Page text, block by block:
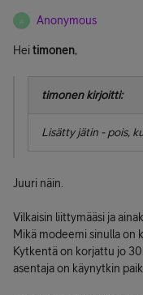
A Anonymous
Heitimonen,
timonen kirjoitti:
Lisätty jätin - pois,
Juuri näin.
Vilkaisin liittymääsi ja
Mikä modeemi sinulla on
Kytkentä on korjattu jo
asentaja on käynytkin